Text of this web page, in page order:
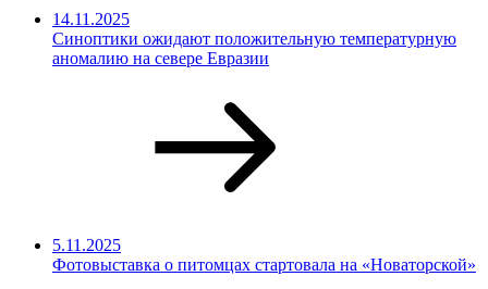
14.11.2025
Синоптики ожидают положительную температурную
аномалию на севере Евразии
5.11.2025
Фотовыставка о питомцах стартовала на «Новаторской»